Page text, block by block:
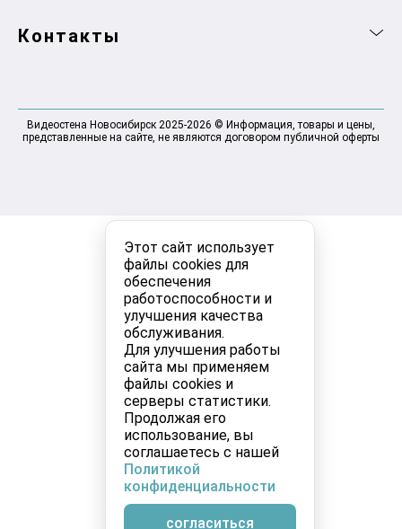
Этот сайт использует
файлы cookies для
обеспечения
работоспособности и
улучшения качества
обслуживания.
Для улучшения работы
сайта мы применяем
файлы cookies и
серверы статистики.
Продолжая его
использование, вы
соглашаетесь с нашей
Политикой
конфиденциальности
согласиться
Контакты
Видеостена Новосибирск 2025-2026 © Информация, товары и цены,
представленные на сайте, не являются договором публичной оферты